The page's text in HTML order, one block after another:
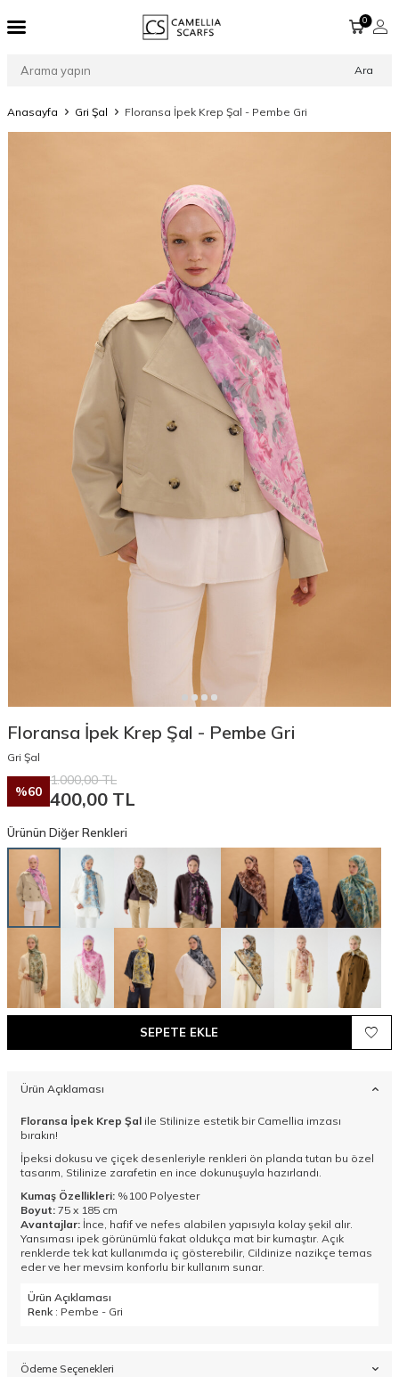
Ara
0
Anasayfa Gri Şal Floransa İpek Krep Şal - Pembe Gri
Floransa İpek Krep Şal - Pembe Gri
Gri Şal
%60
1.000,00TL
400,00 TL
Ürünün Diğer Renkleri
SEPETE EKLE
Ürün Açıklaması
Floransa İpek Krep Şal ile Stilinize estetik bir Camellia imzası
bırakın!
İpeksi dokusu ve çiçek desenleriyle renkleri ön planda tutan bu özel
tasarım, Stilinize zarafetin en ince dokunuşuyla hazırlandı.
Kumaş Özellikleri: %100 Polyester
Boyut: 75 x 185 cm
Avantajlar: İnce, hafif ve nefes alabilen yapısıyla kolay şekil alır.
Yansıması ipek görünümlü fakat oldukça mat bir kumaştır. Açık
renklerde tek kat kullanımda iç gösterebilir, Cildinize nazikçe temas
eder ve her mevsim konforlu bir kullanım sunar.
Ürün Açıklaması
Renk : Pembe - Gri
Ödeme Seçenekleri